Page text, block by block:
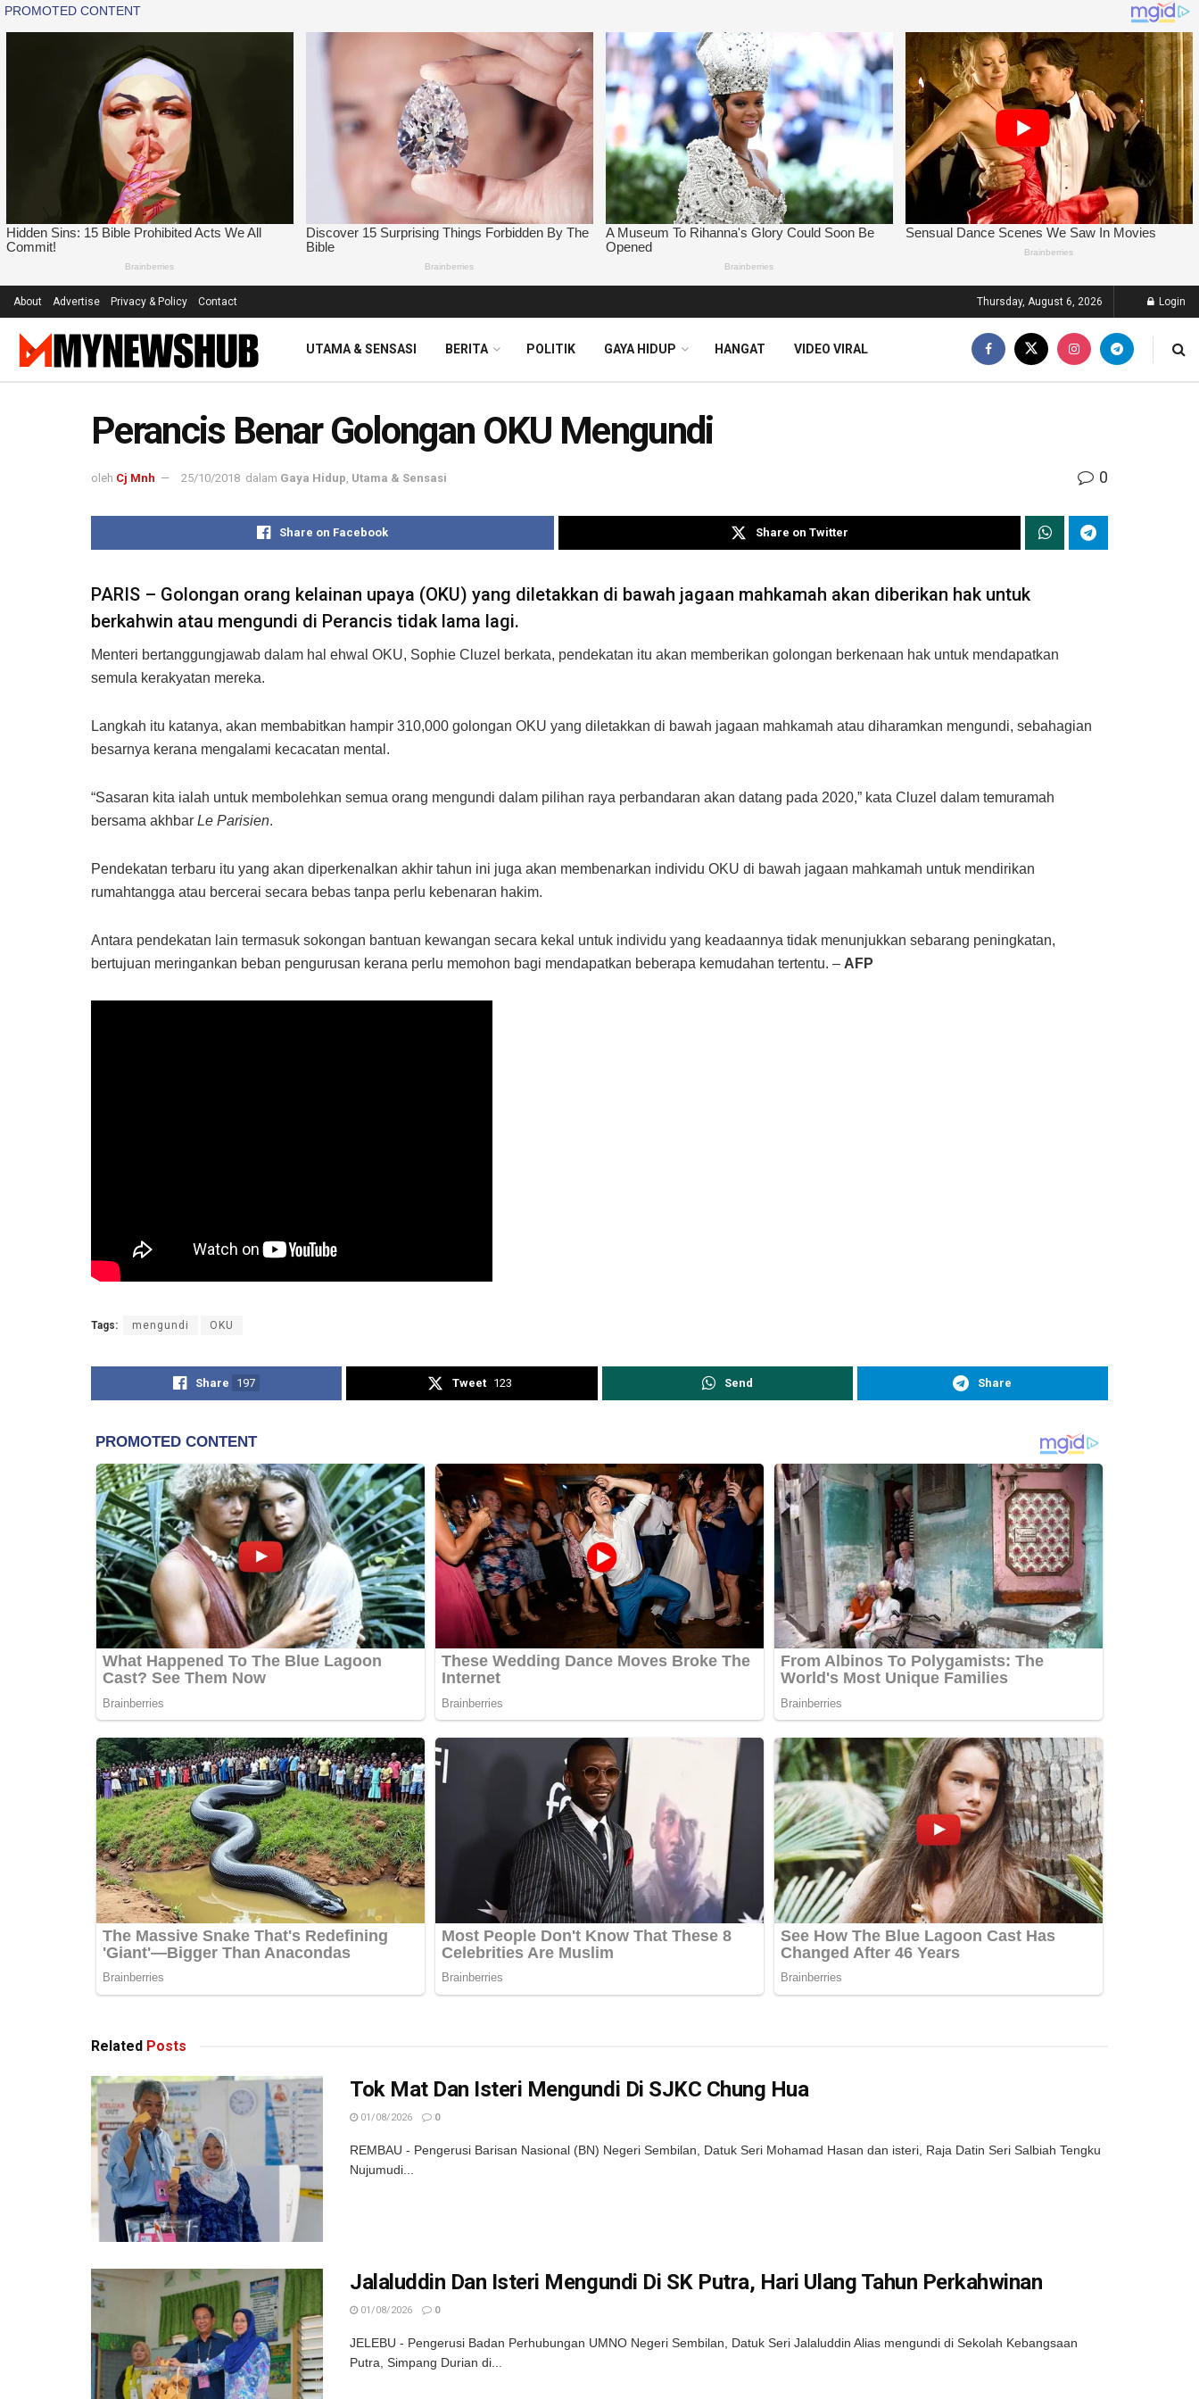
About Advertise Privacy & Policy Contact Thursday, August 6, 2026 Login
UTAMA & SENSASI BERITA POLITIK GAYA HIDUP HANGAT VIDEO VIRAL
Perancis Benar Golongan OKU Mengundi
oleh Cj Mnh 25/10/2018 dalam Gaya Hidup Utama & Sensasi 0
Share on Facebook Share on Twitter
PARIS – Golongan orang kelainan upaya (OKU) yang diletakkan di bawah jagaan mahkamah akan diberikan hak untuk
berkahwin atau mengundi di Perancis tidak lama lagi.
Menteri bertanggungjawab dalam hal ehwal OKU, Sophie Cluzel berkata, pendekatan itu akan memberikan golongan berkenaan hak untuk mendapatkan
semula kerakyatan mereka.
Langkah itu katanya, akan membabitkan hampir 310,000 golongan OKU yang diletakkan di bawah jagaan mahkamah atau diharamkan mengundi, sebahagian
besarnya kerana mengalami kecacatan mental.
“Sasaran kita ialah untuk membolehkan semua orang mengundi dalam pilihan raya perbandaran akan datang pada 2020,” kata Cluzel dalam temuramah
bersama akhbar Le Parisien.
Pendekatan terbaru itu yang akan diperkenalkan akhir tahun ini juga akan membenarkan individu OKU di bawah jagaan mahkamah untuk mendirikan
rumahtangga atau bercerai secara bebas tanpa perlu kebenaran hakim.
Antara pendekatan lain termasuk sokongan bantuan kewangan secara kekal untuk individu yang keadaannya tidak menunjukkan sebarang peningkatan,
bertujuan meringankan beban pengurusan kerana perlu memohon bagi mendapatkan beberapa kemudahan tertentu. – AFP
Tags: mengundi OKU
Share 197 Tweet 123 Send Share
Related Posts
Tok Mat Dan Isteri Mengundi Di SJKC Chung Hua
01/08/2026 0
REMBAU - Pengerusi Barisan Nasional (BN) Negeri Sembilan, Datuk Seri Mohamad Hasan dan isteri, Raja Datin Seri Salbiah Tengku
Nujumudi...
Jalaluddin Dan Isteri Mengundi Di SK Putra, Hari Ulang Tahun Perkahwinan
01/08/2026 0
JELEBU - Pengerusi Badan Perhubungan UMNO Negeri Sembilan, Datuk Seri Jalaluddin Alias mengundi di Sekolah Kebangsaan
Putra, Simpang Durian di...